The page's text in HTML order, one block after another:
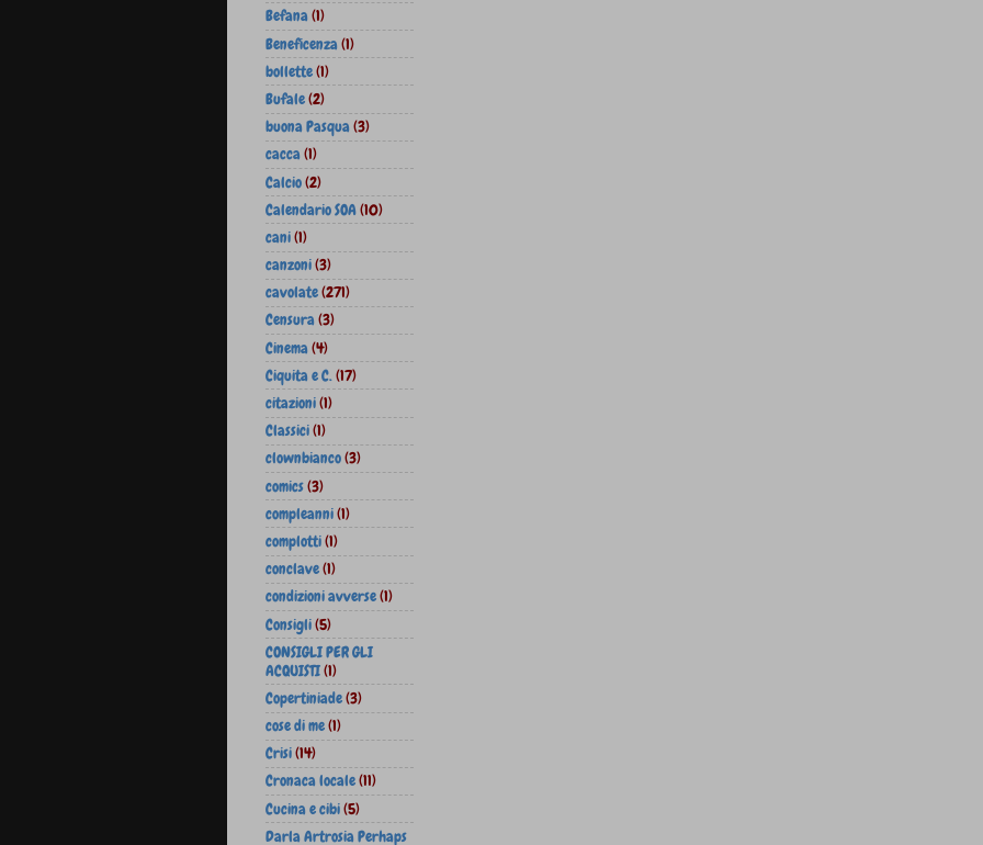
Befana(1)
Beneficenza(1)
bollette(1)
Bufale(2)
buona Pasqua(3)
cacca(1)
Calcio(2)
Calendario SOA(10)
cani(1)
canzoni(3)
cavolate(271)
Censura(3)
Cinema(4)
Ciquita e C.(17)
citazioni(1)
Classici(1)
clownbianco(3)
comics(3)
compleanni(1)
complotti(1)
conclave(1)
condizioni avverse(1)
Consigli(5)
CONSIGLI PER GLI
ACQUISTI(1)
Copertiniade(3)
cose di me(1)
Crisi(14)
Cronaca locale(11)
Cucina e cibi(5)
Darla Artrosia Perhaps